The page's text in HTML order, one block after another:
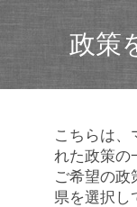
政策
こちらは、
れた政策の
ご希望の政
県を選択し